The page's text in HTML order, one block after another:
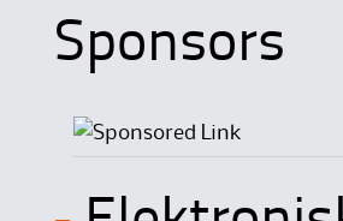
Sponsors